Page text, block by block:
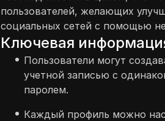
пользователей, желающих
социальных сетей с помощью
Ключевая
Пользователи могут
учетной записью с
паролем.
Каждый профиль можно